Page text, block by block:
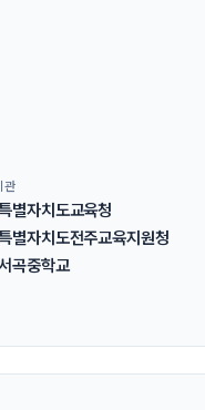
관
별자치도교육청
별자치도전주교육지원청
곡중학교